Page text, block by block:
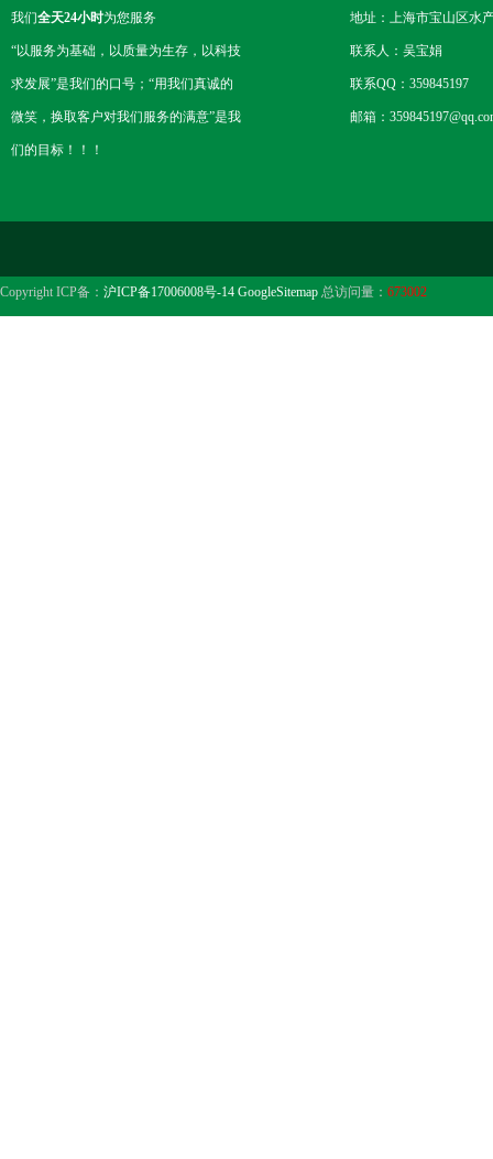
我们全天24小时为您服务
“以服务为基础，以质量为生存，以科技
求发展”是我们的口号；“用我们真诚的
微笑，换取客户对我们服务的满意”是我
们的目标！！！
地址：上海市宝山区水
联系人：吴宝娟
联系QQ：359845197
邮箱：
Copyright ICP备： 沪ICP备17006008号-14 GoogleSitemap 总访问量： 673002